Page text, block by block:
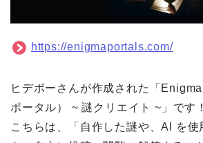
https://enigmaportals.com/
ヒデボーさんが作成された「
ポータル） ~ 謎クリエイト ~」です！
こちらは、「自作した謎や、AI を使